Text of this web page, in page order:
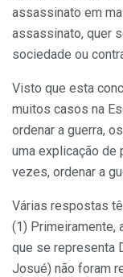
assassinato em
assassinato, quer
sociedade ou
Visto que esta
muitos casos na
ordenar a guerra,
uma explicação de
vezes, ordenar a
Várias respostas
(1) Primeiramente,
que se representa
Josué) não foram